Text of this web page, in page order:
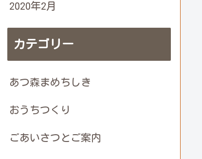
2020年2月
カテゴリー
あつ森まめちしき
おうちつくり
ごあいさつとご案内